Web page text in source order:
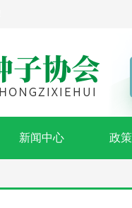
新闻中心 政